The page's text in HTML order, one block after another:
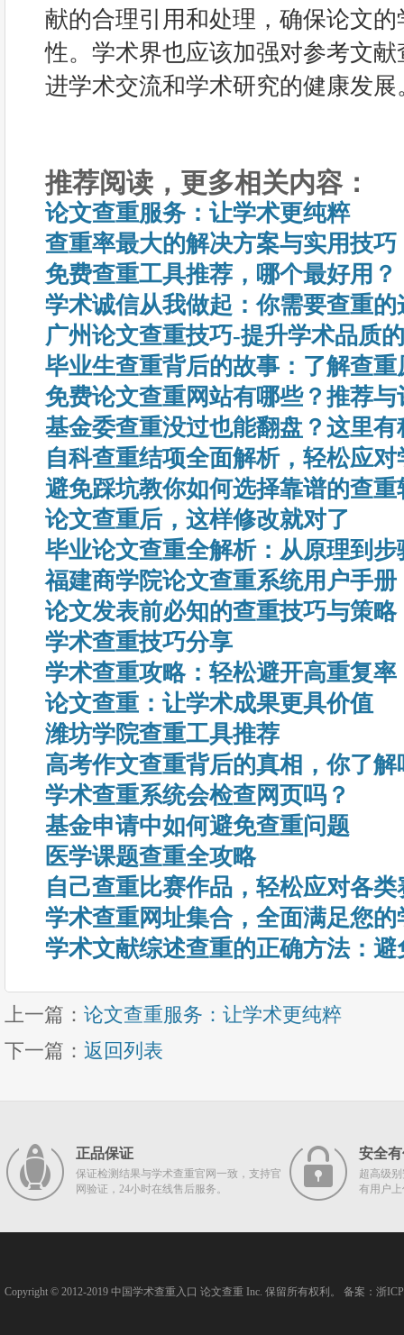
献的合理引用和处理，确保论文
性。学术界也应该加强对参考文
进学术交流和学术研究的健康发展
推荐阅读，更多相关内容：
论文查重服务：让学术更纯粹
查重率最大的解决方案与实用技巧
免费查重工具推荐，哪个最好用？
学术诚信从我做起：你需要查重
广州论文查重技巧-提升学术品质
毕业生查重背后的故事：了解查
免费论文查重网站有哪些？推荐与
基金委查重没过也能翻盘？这里有
自科查重结项全面解析，轻松应
避免踩坑教你如何选择靠谱的查重
论文查重后，这样修改就对了
毕业论文查重全解析：从原理到步
福建商学院论文查重系统用户手册
论文发表前必知的查重技巧与策略
学术查重技巧分享
学术查重攻略：轻松避开高重复
论文查重：让学术成果更具价值
潍坊学院查重工具推荐
高考作文查重背后的真相，你了解
学术查重系统会检查网页吗？
基金申请中如何避免查重问题
医学课题查重全攻略
自己查重比赛作品，轻松应对各类
学术查重网址集合，全面满足您的
学术文献综述查重的正确方法：
上一篇： 论文查重服务：让学术更纯粹
下一篇： 返回列表
正品保证
保证检测结果与学术查重官网一致，支持官
网验证，24小时在线售后服务。
安全
超高级
有用户
Copyright © 2012-2019 中国学术查重入口 论文查重 Inc. 保留所有权利。 备案： 浙